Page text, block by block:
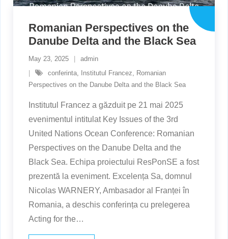
Romanian Perspectives on the
Danube Delta and the Black Sea
May 23, 2025
admin
conferinta Institutul Francez
Romanian
Perspectives on the Danube Delta and the Black Sea
Institutul Francez a găzduit pe 21 mai 2025
evenimentul intitulat Key Issues of the 3rd
United Nations Ocean Conference: Romanian
Perspectives on the Danube Delta and the
Black Sea. Echipa proiectului ResPonSE a fost
prezentă la eveniment. Excelența Sa, domnul
Nicolas WARNERY, Ambasador al Franței în
Romania, a deschis conferința cu prelegerea
Acting for the…